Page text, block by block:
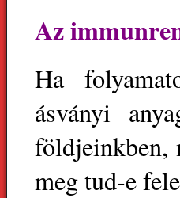
Az
Ha
ásványi
földjeinkben,
meg tud-e